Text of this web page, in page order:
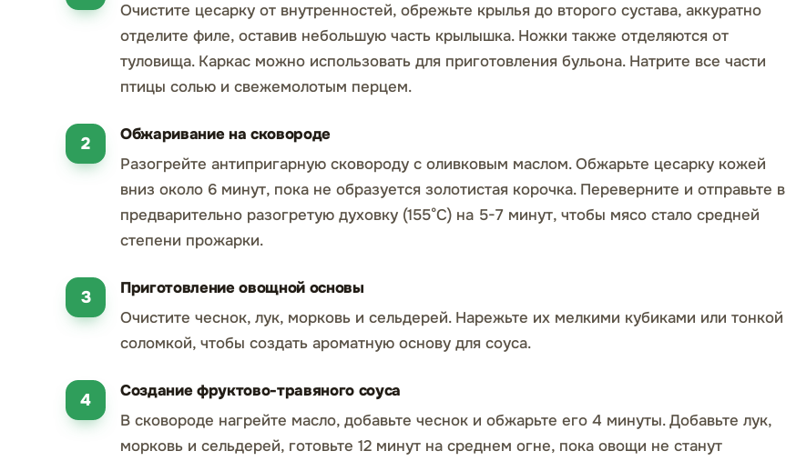
Очистите цесарку от внутренностей, обрежьте крылья до второго сустава, аккуратно
отделите филе, оставив небольшую часть крылышка. Ножки также отделяются от
туловища. Каркас можно использовать для приготовления бульона. Натрите все части
птицы солью и свежемолотым перцем.
Обжаривание на сковороде
Разогрейте антипригарную сковороду с оливковым маслом. Обжарьте цесарку кожей
вниз около 6 минут, пока не образуется золотистая корочка. Переверните и отправьте в
предварительно разогретую духовку (155°C) на 5-7 минут, чтобы мясо стало средней
степени прожарки.
Приготовление овощной основы
Очистите чеснок, лук, морковь и сельдерей. Нарежьте их мелкими кубиками или тонкой
соломкой, чтобы создать ароматную основу для соуса.
Создание фруктово-травяного соуса
В сковороде нагрейте масло, добавьте чеснок и обжарьте его 4 минуты. Добавьте лук,
морковь и сельдерей, готовьте 12 минут на среднем огне, пока овощи не станут